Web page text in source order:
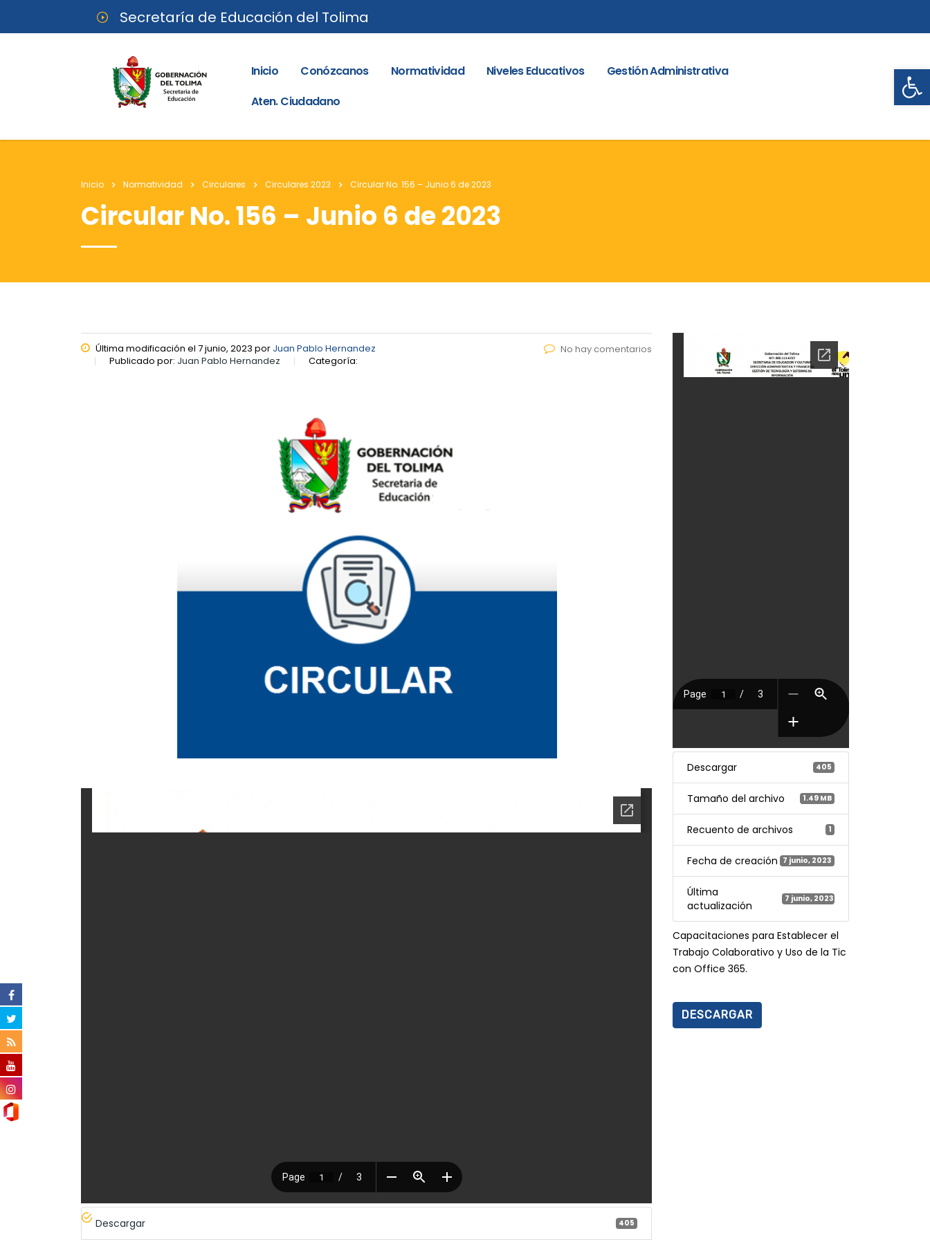
Secretaría de Educación del Tolima
Inicio Conózcanos Normatividad Niveles Educativos
Gestión Administrativa
Aten. Ciudadano
Inicio Normatividad Circulares Circulares 2023 Circular No. 156 – Junio 6 de 2023
Circular No. 156 – Junio 6 de 2023
Última modificación el 7 junio, 2023 por Juan Pablo Hernandez
Publicado por: Juan Pablo Hernandez Categoría:
No hay comentarios
Descargar 405
Descargar 405
Tamaño del archivo 1.49 MB
Recuento de archivos 1
Fecha de creación 7 junio, 2023
Última
actualización
7 junio, 2023
Capacitaciones para Establecer el
Trabajo Colaborativo y Uso de la Tic
con Office 365.
DESCARGAR